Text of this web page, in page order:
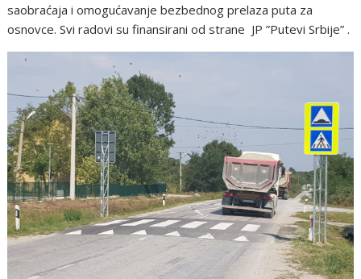
saobraćaja i omogućavanje bezbednog prelaza puta za
osnovce. Svi radovi su finansirani od strane JP ”Putevi Srbije” .